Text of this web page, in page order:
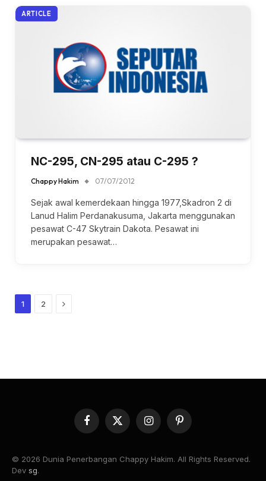
ARTICLE
NC-295, CN-295 atau C-295 ?
Chappy Hakim 07/07/2012
Sejak awal kemerdekaan hingga 1977,Skadron 2 di
Lanud Halim Perdanakusuma, Jakarta menggunakan
pesawat C-47 Skytrain Dakota. Pesawat ini
merupakan pesawat…
1 2 Next
Facebook
X
(Twitter)
InstagramPinterest
© 2026 Dunia Penerbangan Chappy Hakim. All Rights Reserved.
Dev sg.